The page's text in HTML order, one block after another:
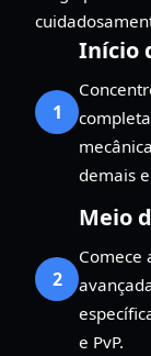
1
Início
demais
2
Meio
Comece
e PvP.